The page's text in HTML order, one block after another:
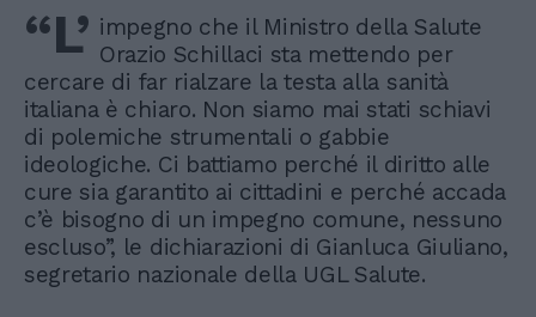
“L’ impegno che il Ministro della Salute
Orazio Schillaci sta mettendo per
cercare di far rialzare la testa alla sanità
italiana è chiaro. Non siamo mai stati schiavi
di polemiche strumentali o gabbie
ideologiche. Ci battiamo perché il diritto alle
cure sia garantito ai cittadini e perché accada
c’è bisogno di un impegno comune, nessuno
escluso”, le dichiarazioni di Gianluca Giuliano,
segretario nazionale della UGL Salute.